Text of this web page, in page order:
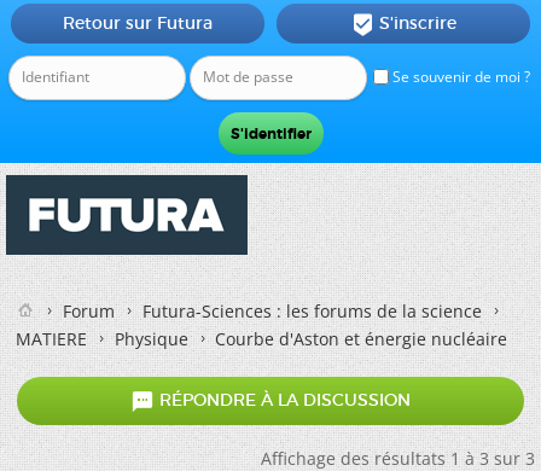
Se souvenir de moi ?
Retour sur Futura  S'inscrire
Forum
Futura-Sciences : les forums de la science
MATIERE
Physique Courbe d'Aston et énergie nucléaire
 RÉPONDRE À LA DISCUSSION
Affichage des résultats 1 à 3 sur 3